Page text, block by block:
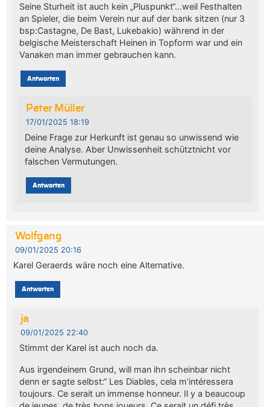
Seine Sturheit ist auch kein „Pluspunkt“…weil Festhalten
an Spieler, die beim Verein nur auf der bank sitzen (nur 3
bsp:Castagne, De Bast, Lukebakio) während in der
belgische Meisterschaft Heinen in Topform war und ein
Vanaken man immer gebrauchen kann.
Antworten
Peter Müller
17/01/2025 18:19
Deine Frage zur Herkunft ist genau so unwissend wie
deine Analyse. Aber Unwissenheit schütztnicht vor
falschen Vermutungen.
Antworten
Wolfgang
09/01/2025 20:16
Karel Geraerds wäre noch eine Alternative.
Antworten
ja
09/01/2025 22:40
Stimmt der Karel ist auch noch da.
Aus irgendeinem Grund, will man ihn scheinbar nicht
denn er sagte selbst:“ Les Diables, cela m’intéressera
toujours. Ce serait un immense honneur. Il y a beaucoup